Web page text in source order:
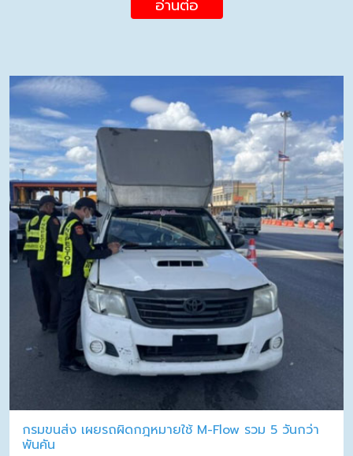
อ่านต่อ
กรมขนส่ง เผยรถผิดกฎหมายใช้ M-Flow รวม 5 วันกว่า
พันคัน